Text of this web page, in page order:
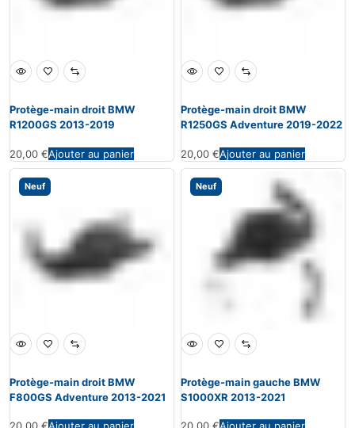
Protège-main droit BMW
R1200GS 2013-2019
20,00 €Ajouter au panier
Protège-main droit BMW
R1250GS Adventure 2019-2022
20,00 €Ajouter au panier
Neuf
Protège-main droit BMW
F800GS Adventure 2013-2021
Neuf
Protège-main gauche BMW
S1000XR 2013-2021